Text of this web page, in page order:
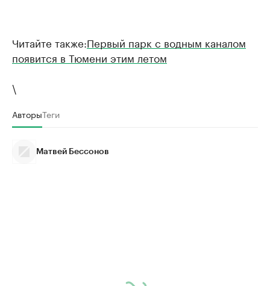
Читайте также:Первый парк с водным каналом
появится в Тюмени этим летом
\
АвторыТеги
Матвей Бессонов